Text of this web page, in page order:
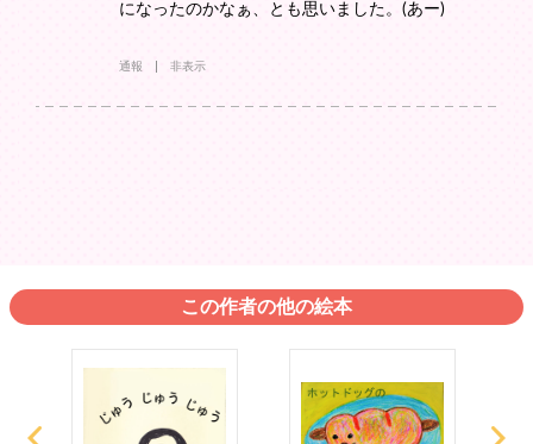
になったのかなぁ、とも思いました。(あー)
通報 非表示
この作者の他の絵本